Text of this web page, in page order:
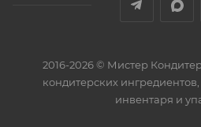
2016-2026 © Мистер
кондитерских
инвентаря и